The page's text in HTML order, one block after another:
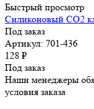
Быстрый просмотр
Силиконовый СО2
Под заказ
Артикул: 701-436
128 ₽
Под заказ
Наши менеджеры
условия заказа